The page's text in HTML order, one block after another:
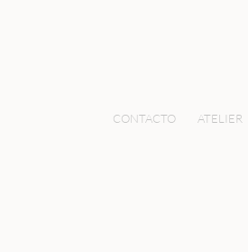
CONTACTO ATELIER